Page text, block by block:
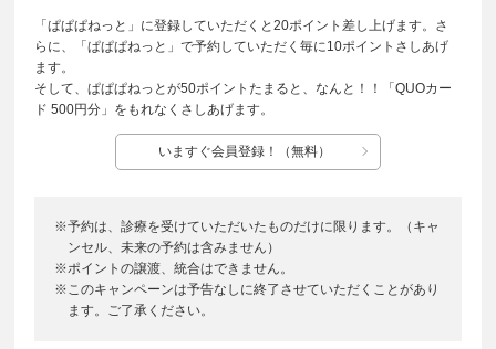
「ぱぱぱねっと」に登録していただくと20ポイント差し上げます。さ
らに、「ぱぱぱねっと」で予約していただく毎に10ポイントさしあげ
ます。
そして、ぱぱぱねっとが50ポイントたまると、なんと！！「QUOカー
ド 500円分」をもれなくさしあげます。
いますぐ会員登録！（無料）
※予約は、診療を受けていただいたものだけに限ります。（キャ
ンセル、未来の予約は含みません）
※ポイントの譲渡、統合はできません。
※このキャンペーンは予告なしに終了させていただくことがあり
ます。ご了承ください。